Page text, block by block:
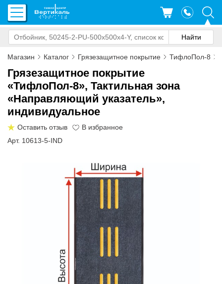
Магазин Каталог Грязезащитное покрытие ТифлоПол-8
Грязезащитное покрытие
«ТифлоПол-8», Тактильная зона
«Направляющий указатель»,
индивидуальное
Оставить отзыв
Арт. 10613-5-IND